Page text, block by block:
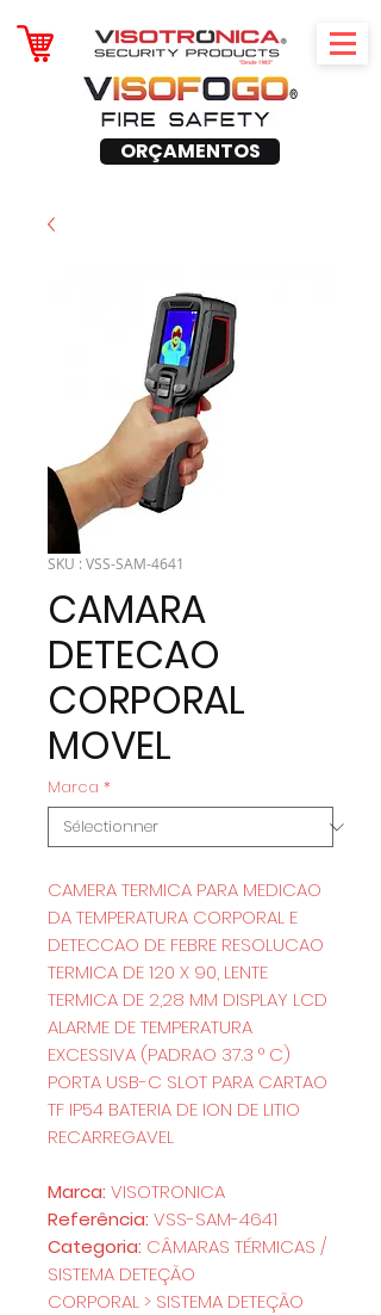
ORÇAMENTOS
SKU : VSS-SAM-4641
CAMARA
DETECAO
CORPORAL
MOVEL
Marca *
CAMERA TERMICA PARA MEDICAO
DA TEMPERATURA CORPORAL E
DETECCAO DE FEBRE RESOLUCAO
TERMICA DE 120 X 90, LENTE
TERMICA DE 2,28 MM DISPLAY LCD
ALARME DE TEMPERATURA
EXCESSIVA (PADRAO 37.3 ° C)
PORTA USB-C SLOT PARA CARTAO
TF IP54 BATERIA DE ION DE LITIO
RECARREGAVEL
Marca: VISOTRONICA
Referência: VSS-SAM-4641
Categoria: CÂMARAS TÉRMICAS /
SISTEMA DETEÇÃO
CORPORAL > SISTEMA DETEÇÃO